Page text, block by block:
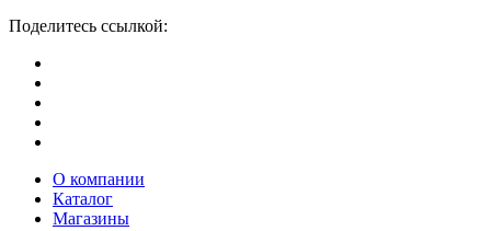
Поделитесь ссылкой:
О компании
Каталог
Магазины